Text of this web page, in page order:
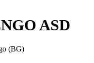
ASD
(BG)